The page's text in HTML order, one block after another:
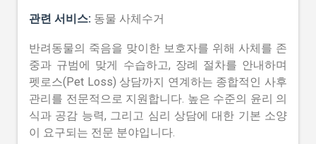
관련 서비스: 동물 사체수거
반려동물의 죽음을 맞이한 보호자를 위해 사체를 존
중과 규범에 맞게 수습하고, 장례 절차를 안내하며
펫로스(Pet Loss) 상담까지 연계하는 종합적인 사후
관리를 전문적으로 지원합니다. 높은 수준의 윤리 의
식과 공감 능력, 그리고 심리 상담에 대한 기본 소양
이 요구되는 전문 분야입니다.